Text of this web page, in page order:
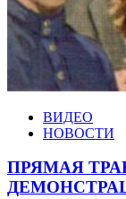
ВИДЕО
НОВОСТИ
ПРЯМАЯ